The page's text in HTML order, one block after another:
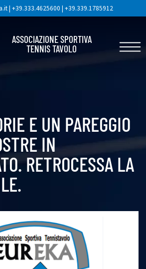
| +39.333.4625600 | +39.339.1785912
ASSOCIAZIONE SPORTIVA
TENNIS TAVOLO
E UN PAREGGIO
IN
RETROCESSA LA